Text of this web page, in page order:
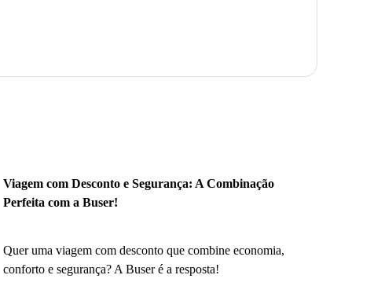
Viagem com Desconto e Segurança: A Combinação
Perfeita com a Buser!
Quer uma viagem com desconto que combine economia,
conforto e segurança? A Buser é a resposta!